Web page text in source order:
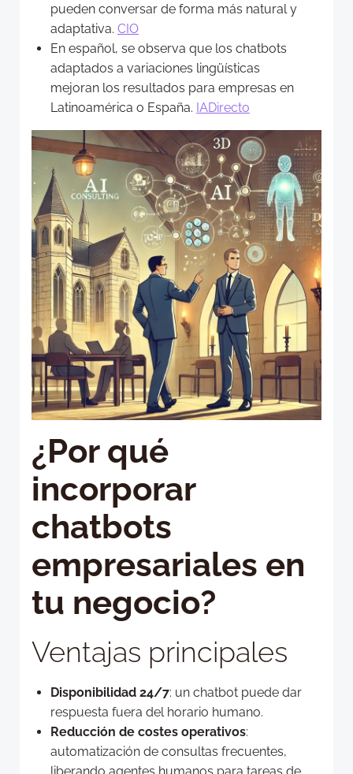
pueden conversar de forma más natural y
adaptativa. CIO
En español, se observa que los chatbots
adaptados a variaciones lingüísticas
mejoran los resultados para empresas en
Latinoamérica o España. IADirecto
¿Por qué
incorporar
chatbots
empresariales en
tu negocio?
Ventajas principales
Disponibilidad 24/7: un chatbot puede dar
respuesta fuera del horario humano.
Reducción de costes operativos:
automatización de consultas frecuentes,